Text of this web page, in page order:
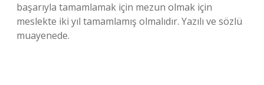
başarıyla tamamlamak için mezun olmak için
meslekte iki yıl tamamlamış olmalıdır. Yazılı ve sözlü
muayenede.